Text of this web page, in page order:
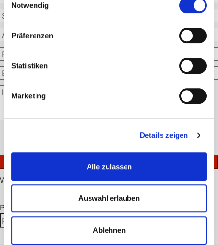
Notwendig
Präferenzen
Statistiken
Marketing
Details zeigen
Alle zulassen
Auswahl erlauben
Ablehnen
leer.
Datenschutzerklärung .
Warenkorb
Produktsuche
Suchen
nach:
Suchen